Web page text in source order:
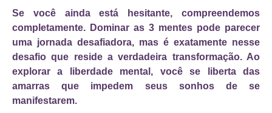
Se você ainda está hesitante, compreendemos
completamente. Dominar as 3 mentes pode parecer
uma jornada desafiadora, mas é exatamente nesse
desafio que reside a verdadeira transformação. Ao
explorar a liberdade mental, você se liberta das
amarras que impedem seus sonhos de se
manifestarem.